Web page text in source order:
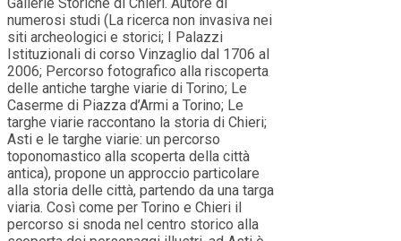
numerosi studi (La ricerca non invasiva nei
siti archeologici e storici; I Palazzi
Istituzionali di corso Vinzaglio dal 1706 al
2006; Percorso fotografico alla riscoperta
delle antiche targhe viarie di Torino; Le
Caserme di Piazza d’Armi a Torino; Le
targhe viarie raccontano la storia di Chieri;
Asti e le targhe viarie: un percorso
toponomastico alla scoperta della città
antica), propone un approccio particolare
alla storia delle città, partendo da una targa
viaria. Così come per Torino e Chieri il
percorso si snoda nel centro storico alla